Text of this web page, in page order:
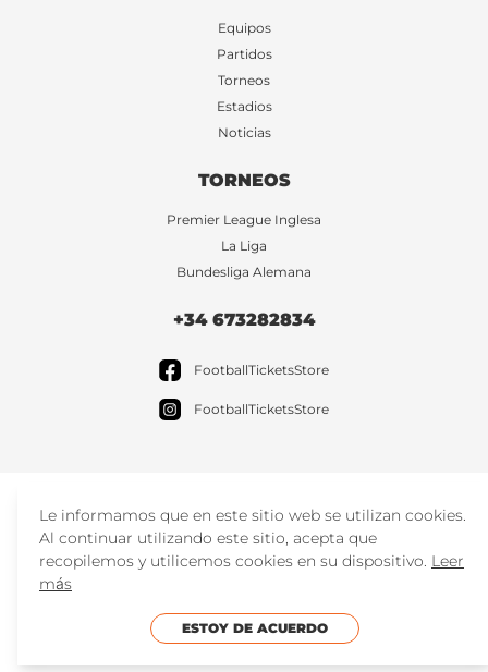
Equipos
Partidos
Torneos
Estadios
Noticias
TORNEOS
Premier League Inglesa
La Liga
Bundesliga Alemana
+34 673282834
FootballTicketsStore
FootballTicketsStore
Le informamos que en este sitio web se utilizan cookies.
Al continuar utilizando este sitio, acepta que
recopilemos y utilicemos cookies en su dispositivo. Leer
más
ESTOY DE ACUERDO